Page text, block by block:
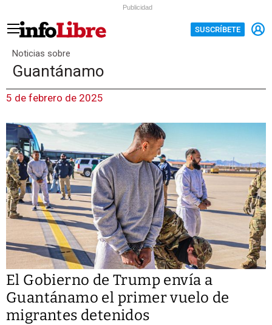
Publicidad
SUSCRÍBETE
Noticias sobre
Guantánamo
5 de febrero de 2025
El Gobierno de Trump envía a
Guantánamo el primer vuelo de
migrantes detenidos